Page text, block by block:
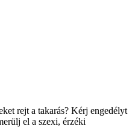
rejt a takarás? Kérj engedélyt
el a szexi, érzéki